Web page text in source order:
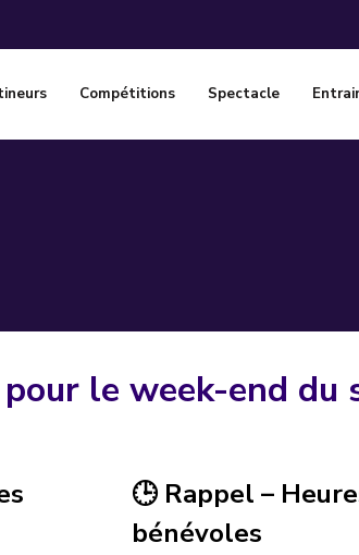
Compétitions Spectacle
le week-end du
🕒 Rappel –
bénévoles